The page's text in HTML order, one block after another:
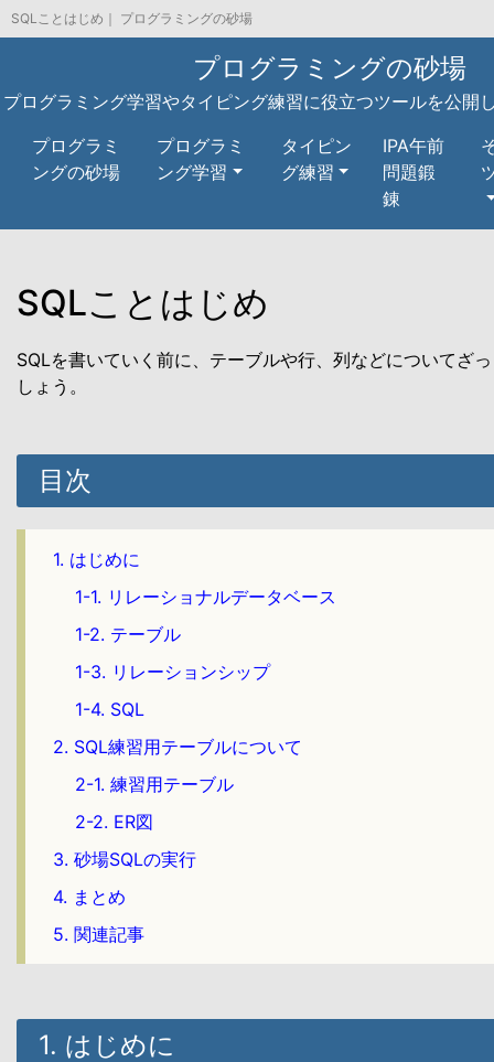
SQLことはじめ｜ プログラミングの砂場
プログラミングの砂場
プログラミング学習やタイピング練習に役立つツールを公開
プログラミ
ングの砂場
プログラミ
ング学習
タイピン
グ練習
IPA午前
問題鍛
錬
SQLことはじめ
SQLを書いていく前に、テーブルや行、列などについてざ
しょう。
目次
1. はじめに
1-1. リレーショナルデータベース
1-2. テーブル
1-3. リレーションシップ
1-4. SQL
2. SQL練習用テーブルについて
2-1. 練習用テーブル
2-2. ER図
3. 砂場SQLの実行
4. まとめ
5. 関連記事
1. はじめに